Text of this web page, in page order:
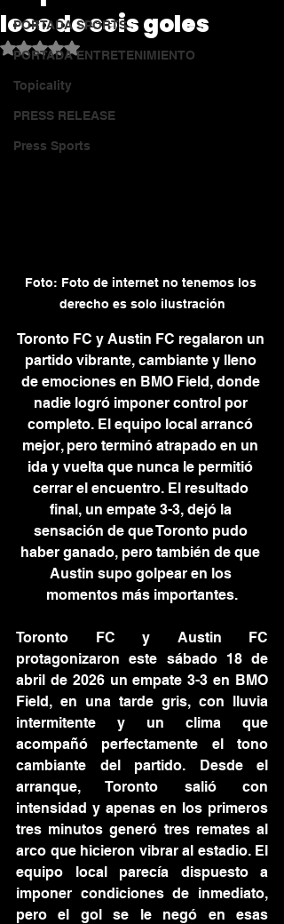
PORTADA SPORTS
PORTADA ENTRETENIMIENTO
Topicality
PRESS RELEASE
Press Sports
loco de seis goles
Obtuvo NaN de 5 estrellas.
Foto: Foto de internet no tenemos los
derecho es solo ilustración
Toronto FC y Austin FC regalaron un
partido vibrante, cambiante y lleno
de emociones en BMO Field, donde
nadie logró imponer control por
completo. El equipo local arrancó
mejor, pero terminó atrapado en un
ida y vuelta que nunca le permitió
cerrar el encuentro. El resultado
final, un empate 3-3, dejó la
sensación de que Toronto pudo
haber ganado, pero también de que
Austin supo golpear en los
momentos más importantes.
Toronto FC y Austin FC
protagonizaron este sábado 18 de
abril de 2026 un empate 3-3 en BMO
Field, en una tarde gris, con lluvia
intermitente y un clima que
acompañó perfectamente el tono
cambiante del partido. Desde el
arranque, Toronto salió con
intensidad y apenas en los primeros
tres minutos generó tres remates al
arco que hicieron vibrar al estadio. El
equipo local parecía dispuesto a
imponer condiciones de inmediato,
pero el gol se le negó en esas